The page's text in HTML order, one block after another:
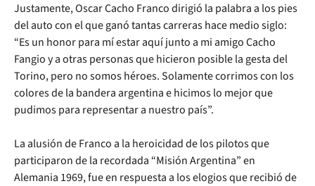
Justamente, Oscar Cacho Franco dirigió la palabra a los pies
del auto con el que ganó tantas carreras hace medio siglo:
“Es un honor para mí estar aquí junto a mi amigo Cacho
Fangio y a otras personas que hicieron posible la gesta del
Torino, pero no somos héroes. Solamente corrimos con los
colores de la bandera argentina e hicimos lo mejor que
pudimos para representar a nuestro país”.
La alusión de Franco a la heroicidad de los pilotos que
participaron de la recordada “Misión Argentina” en
Alemania 1969, fue en respuesta a los elogios que recibió de